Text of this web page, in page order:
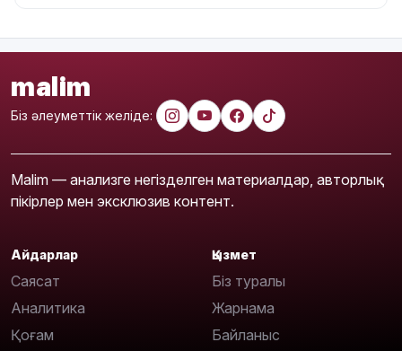
malim
Біз әлеуметтік желіде:
Malim — анализге негізделген материалдар, авторлық
пікірлер мен эксклюзив контент.
Айдарлар
Саясат
Аналитика
Қоғам
Қызмет
Біз туралы
Жарнама
Байланыс